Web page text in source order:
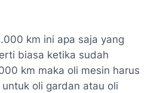
km ini apa saja yang
biasa ketika sudah
km maka oli mesin harus
oli gardan atau oli